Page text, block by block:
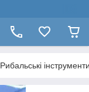
Рибальські